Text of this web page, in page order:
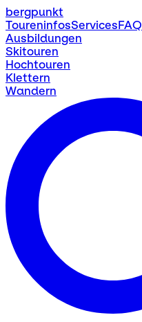
bergpunkt
ToureninfosServicesFAQ
Ausbildungen
Skitouren
Hochtouren
Klettern
Wandern